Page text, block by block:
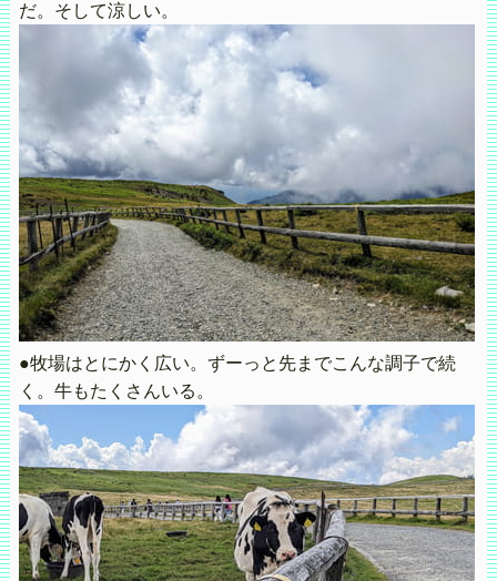
だ。そして涼しい。
●牧場はとにかく広い。ずーっと先までこんな調子で続
く。牛もたくさんいる。